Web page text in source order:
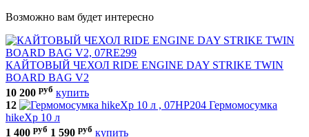
Возможно вам будет интересно
КАЙТОВЫЙ ЧЕХОЛ RIDE ENGINE DAY STRIKE TWIN
BOARD BAG V2
10 200 руб купить
12
Гермомосумка
hikeXp 10 л
1 400 руб 1 590 руб купить